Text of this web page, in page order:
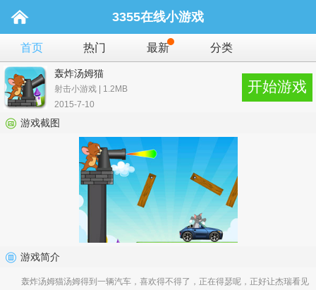
3355在线小游戏
首页 热门 最新 分类
轰炸汤姆猫
射击小游戏 | 1.2MB
2015-7-10
开始游戏
游戏截图
游戏简介
轰炸汤姆猫汤姆得到一辆汽车，喜欢得不得了，正在得瑟呢，正好让杰瑞看见